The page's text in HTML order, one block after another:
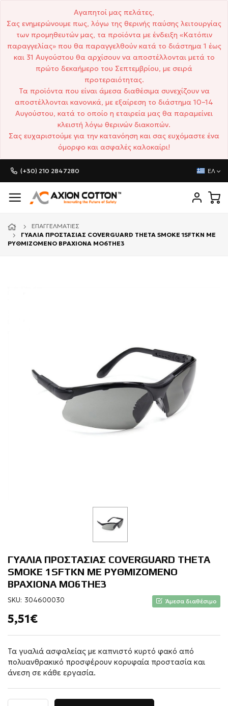
Αγαπητοί μας πελάτες,
Σας ενημερώνουμε πως, λόγω της θερινής παύσης λειτουργίας
των προμηθευτών μας, τα προϊόντα με ένδειξη «Κατόπιν
παραγγελίας» που θα παραγγελθούν κατά το διάστημα 1 έως
και 31 Αυγούστου θα αρχίσουν να αποστέλλονται μετά το
πρώτο δεκαήμερο του Σεπτεμβρίου, με σειρά
προτεραιότητας.
Τα προϊόντα που είναι άμεσα διαθέσιμα συνεχίζουν να
αποστέλλονται κανονικά, με εξαίρεση το διάστημα 10–14
Αυγούστου, κατά το οποίο η εταιρεία μας θα παραμείνει
κλειστή λόγω θερινών διακοπών.
Σας ευχαριστούμε για την κατανόηση και σας ευχόμαστε ένα
όμορφο και ασφαλές καλοκαίρι!
(+30) 210 2847280 ΕΛ
ΕΠΑΓΓΕΛΜΑΤΊΕΣ
ΓΥΑΛΙΑ ΠΡΟΣΤΑΣΙΑΣ COVERGUARD ΤΗΕΤΑ SMOKE 1SFTKN ΜΕ
ΡΥΘΜΙΖΟΜΕΝΟ ΒΡΑΧΙΟΝΑ MO6THE3
ΓΥΑΛΙΑ ΠΡΟΣΤΑΣΙΑΣ COVERGUARD ΤΗΕΤΑ
SMOKE 1SFTKN ΜΕ ΡΥΘΜΙΖΟΜΕΝΟ
ΒΡΑΧΙΟΝΑ MO6THE3
SKU: 304600030 Άμεσα διαθέσιμο
5,51€
Τα γυαλιά ασφαλείας με καπνιστό κυρτό φακό από
πολυανθρακικό προσφέρουν κορυφαία προστασία και
άνεση σε κάθε εργασία.